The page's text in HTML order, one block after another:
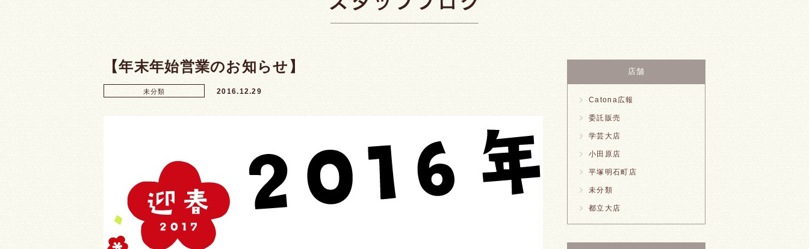
【年末年始営業のお知らせ】
未分類 2016.12.29
店舗
Catona広報
委託販売
学芸大店
小田原店
平塚明石町店
未分類
都立大店